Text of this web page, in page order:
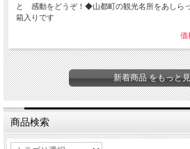
と 感動をどうぞ！◆山都町の観光名所をあしら
箱入りです
価
新着商品 をもっ
商品検索